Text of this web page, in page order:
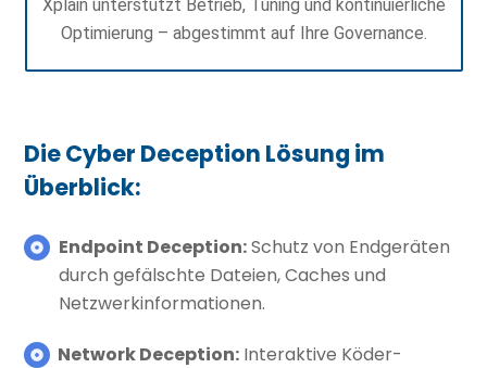
Xplain unterstützt Betrieb, Tuning und kontinuierliche
Optimierung – abgestimmt auf Ihre Governance.
Die Cyber Deception Lösung im
Überblick:
Endpoint Deception:Schutz von Endgeräten
durch gefälschte Dateien, Caches und
Netzwerkinformationen.
Network Deception: Interaktive Köder-